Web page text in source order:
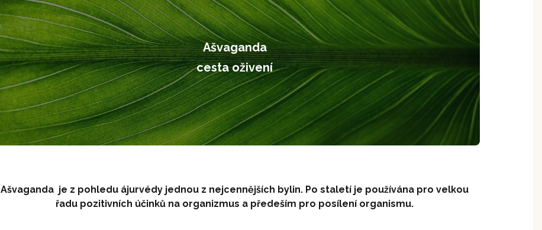
Ašvaganda
cesta oživení
Ašvaganda je z pohledu ájurvédy jednou z nejcennějších bylin. Po staletí je používána pro velkou
řadu pozitivních účinků na organizmus a předeším pro posílení organismu.